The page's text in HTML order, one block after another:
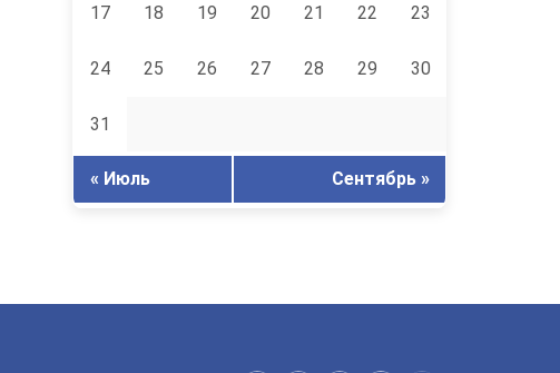
17 18 19 20 21 22 23
24 25 26 27 28 29 30
31
« Июль Сентябрь »